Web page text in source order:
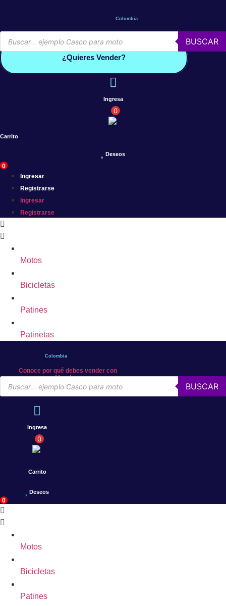
contenido
Colombia
Búsqueda
de
productos
BUSCAR
Conoce por qué debes vender con mercleta
¿Quieres Vender?
Ingresa
0
Carrito
Deseos
0
Ingresar
Registrarse
Ingresar
Registrarse
Motos
Bicicletas
Patines
Patinetas
Colombia
Conoce por qué debes vender con
Mercleta
Búsqueda
de
productos
BUSCAR
Ingresa
0
Carrito
Deseos
0
Motos
Bicicletas
Patines